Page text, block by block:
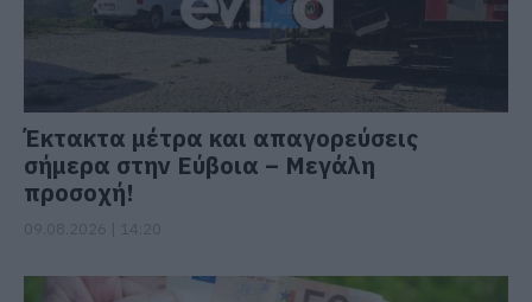
Έκτακτα μέτρα και απαγορεύσεις
σήμερα στην Εύβοια – Μεγάλη
προσοχή!